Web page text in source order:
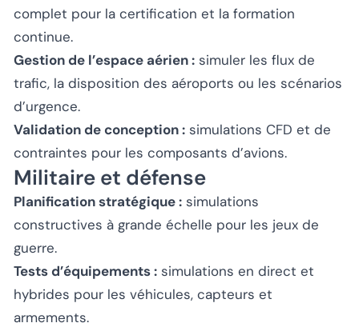
complet pour la certification et la formation
continue.
Gestion de l’espace aérien : simuler les flux de
trafic, la disposition des aéroports ou les scénarios
d’urgence.
Validation de conception : simulations CFD et de
contraintes pour les composants d’avions.
Militaire et défense
Planification stratégique : simulations
constructives à grande échelle pour les jeux de
guerre.
Tests d’équipements : simulations en direct et
hybrides pour les véhicules, capteurs et
armements.